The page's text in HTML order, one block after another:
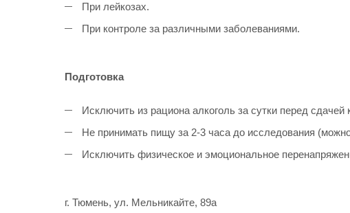
При лейкозах.
При контроле за различными заболеваниями.
Подготовка
Исключить из рациона алкоголь за сутки перед сдачей
Не принимать пищу за 2-3 часа до исследования
Исключить физическое и эмоциональное
г. Тюмень, ул. Мельникайте, 89а